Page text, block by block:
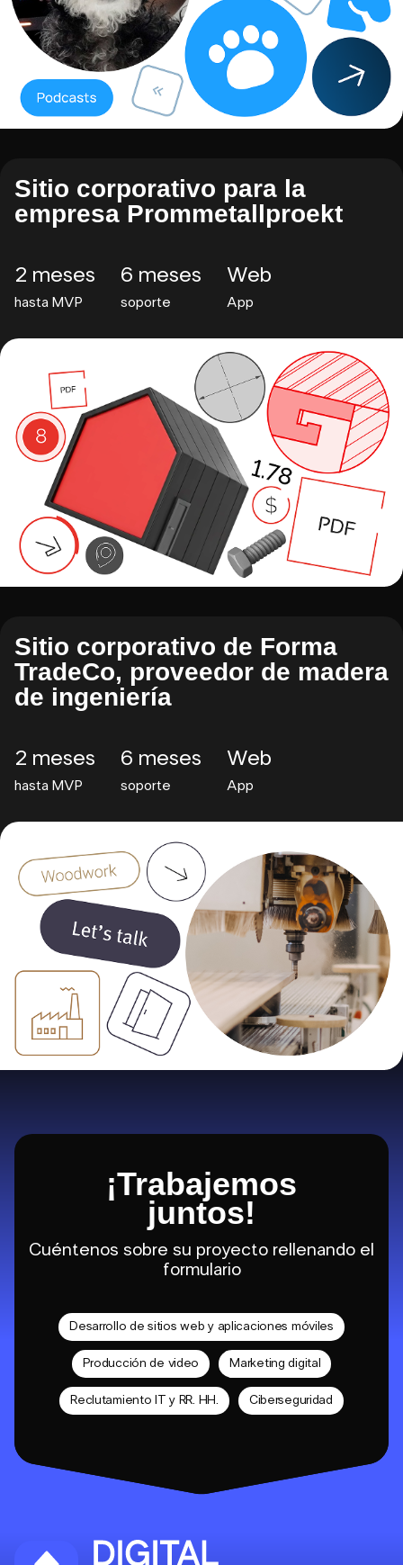
Sitio corporativo para la
empresa Prommetallproekt
2 meses
hasta MVP
6 meses
soporte
Web
App
Sitio corporativo de Forma
TradeCo, proveedor de madera
de ingeniería
2 meses
hasta MVP
6 meses
soporte
Web
App
¡Trabajemos
juntos!
Cuéntenos sobre su proyecto rellenando el
formulario
Desarrollo de sitios web y aplicaciones móviles
Producción de video Marketing digital
Reclutamiento IT y RR. HH. Ciberseguridad